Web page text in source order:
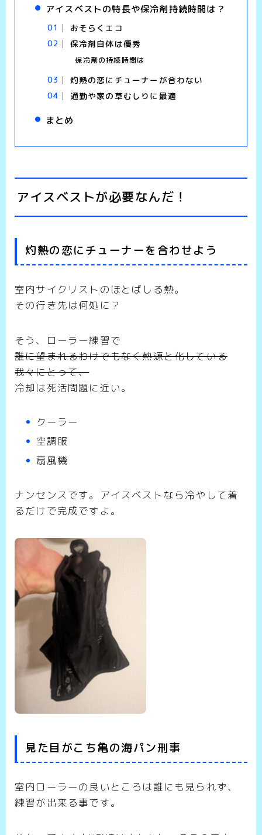
アイスベストの特長や保冷剤持続時間は？
おそらくエコ
保冷剤自体は優秀
保冷剤の持続時間は
灼熱の恋にチューナーが合わない
通勤や家の草むしりに最適
まとめ
アイスベストが必要なんだ！
灼熱の恋にチューナーを合わせよう
室内サイクリストのほとばしる熱。
その行き先は何処に？
そう、ローラー練習で
誰に望まれるわけでもなく熱源と化している
我々にとって、
冷却は死活問題に近い。
クーラー
空調服
扇風機
ナンセンスです。アイスベストなら冷やして着
るだけで完成ですよ。
見た目がこち亀の海パン刑事
室内ローラーの良いところは誰にも見られず、
練習が出来る事です。